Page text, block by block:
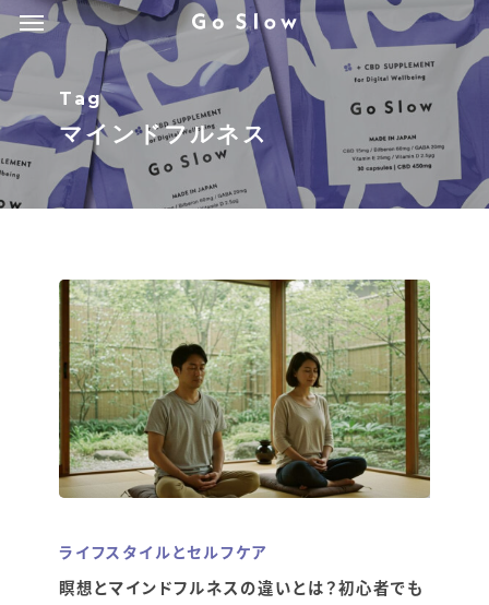
Skip
to
main
content
Menu
Tag
マインドフルネス
ライフスタイルとセルフケア
瞑想とマインドフルネスの違いとは？初心者でも
Menu